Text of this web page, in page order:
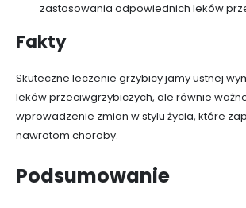
zastosowania odpowiednich leków
Fakty
Skuteczne leczenie grzybicy jamy ustnej
leków przeciwgrzybiczych, ale równie
wprowadzenie zmian w stylu życia, które
nawrotom choroby.
Podsumowanie